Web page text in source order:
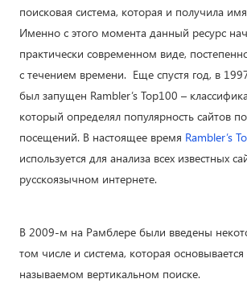
поисковая система, которая и получила
Именно с этого момента данный ресурс
практически современном виде,
с течением времени. Еще спустя год, в
был запущен Rambler’s Top100 –
который определял популярность сайтов
посещений. В настоящее время Rambler’s
используется для анализа всех известных
русскоязычном интернете.
В 2009-м на Рамблере были введены
том числе и система, которая основывается
называемом вертикальном поиске.